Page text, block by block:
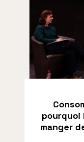
manger